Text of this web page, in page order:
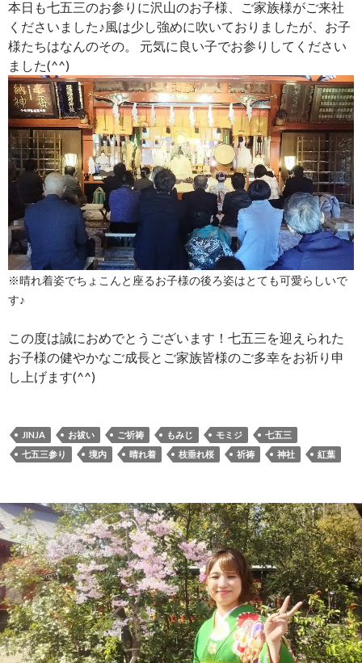
本日も七五三のお参りに沢山のお子様、ご家族様がご来社
くださいました♪風は少し強めに吹いておりましたが、お子
様たちはなんのその。 元気に良い子でお参りしてください
ました(^^)
※晴れ着姿でちょこんと座るお子様の後ろ姿はとても可愛らしいで
す♪
この度は誠におめでとうございます！七五三を迎えられた
お子様の健やかなご成長とご家族皆様のご多幸をお祈り申
し上げます(^^)
JINJA お祓い ご祈祷 もみじ モミジ
七五三
七五三参り
境内 晴れ着 枝垂れ桜 祈祷 神社 紅葉